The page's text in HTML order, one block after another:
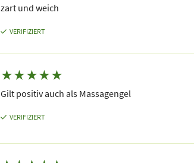
zart und weich
VERIFIZIERT
★★★★★
Gilt positiv auch als Massagengel
VERIFIZIERT